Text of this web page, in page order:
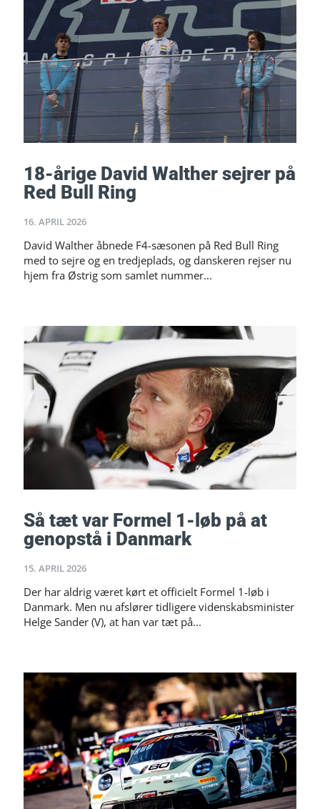
18-årige David Walther sejrer på
Red Bull Ring
16. APRIL 2026
David Walther åbnede F4-sæsonen på Red Bull Ring
med to sejre og en tredjeplads, og danskeren rejser nu
hjem fra Østrig som samlet nummer...
Så tæt var Formel 1-løb på at
genopstå i Danmark
15. APRIL 2026
Der har aldrig været kørt et officielt Formel 1-løb i
Danmark. Men nu afslører tidligere videnskabsminister
Helge Sander (V), at han var tæt på...